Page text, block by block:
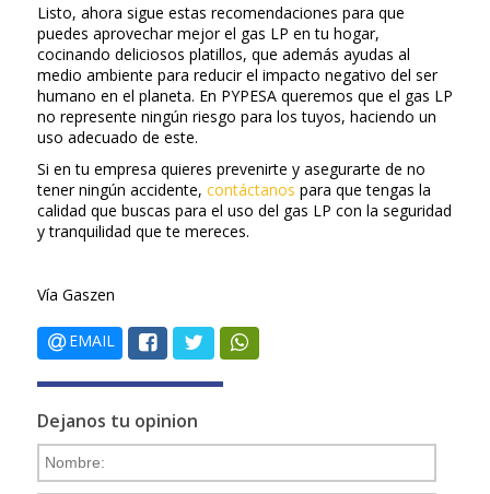
Listo, ahora sigue estas recomendaciones para que
puedes aprovechar mejor el gas LP en tu hogar,
cocinando deliciosos platillos, que además ayudas al
medio ambiente para reducir el impacto negativo del ser
humano en el planeta. En PYPESA queremos que el gas LP
no represente ningún riesgo para los tuyos, haciendo un
uso adecuado de este.
Si en tu empresa quieres prevenirte y asegurarte de no
tener ningún accidente, contáctanos para que tengas la
calidad que buscas para el uso del gas LP con la seguridad
y tranquilidad que te mereces.
Vía Gaszen
EMAIL
Dejanos tu opinion